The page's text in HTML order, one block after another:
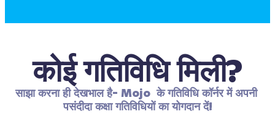
कोई गतिविधि मिली?
साझा करना ही देखभाल है- Mojo  के गतिविधि कॉर्नर में अपनी
पसंदीदा कक्षा गतिविधियों का योगदान दें!